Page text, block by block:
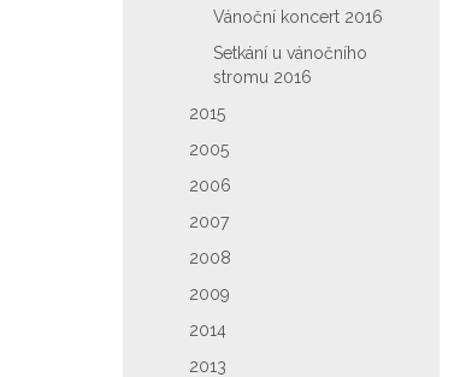
Vánoční koncert 2016
Setkání u vánočního
stromu 2016
2015
2005
2006
2007
2008
2009
2014
2013